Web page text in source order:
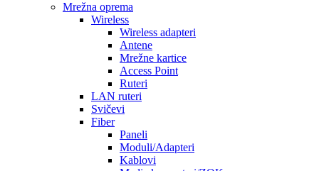
Mrežna oprema
Wireless
Wireless adapteri
Antene
Mrežne kartice
Access Point
Ruteri
LAN ruteri
Svičevi
Fiber
Paneli
Moduli/Adapteri
Kablovi